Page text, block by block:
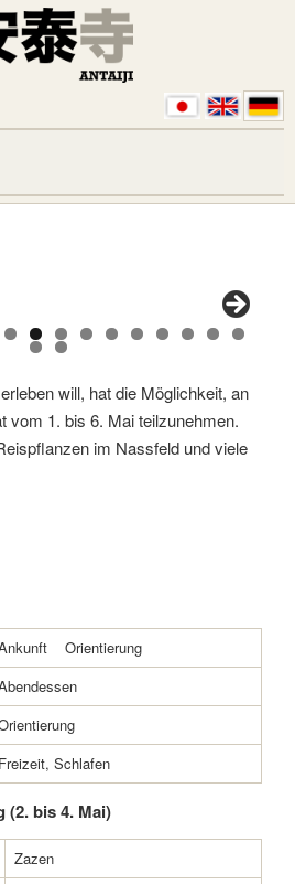
0 1 2 3 4 5 6
7 8
will, hat die Möglichkeit, an
vom 1. bis 6. Mai teilzunehmen.
im Nassfeld und viele
Orientierung
Freizeit, Schlafen
(2. bis 4. Mai)
Zazen